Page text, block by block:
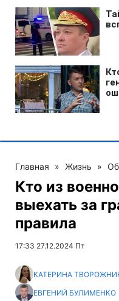
Главная » Жизнь »
Кто из
выехать за
правила
17:33 27.12.2024 Пт
КАТЕРИНА
ЕВГЕНИЙ БУЛИМЕНКО